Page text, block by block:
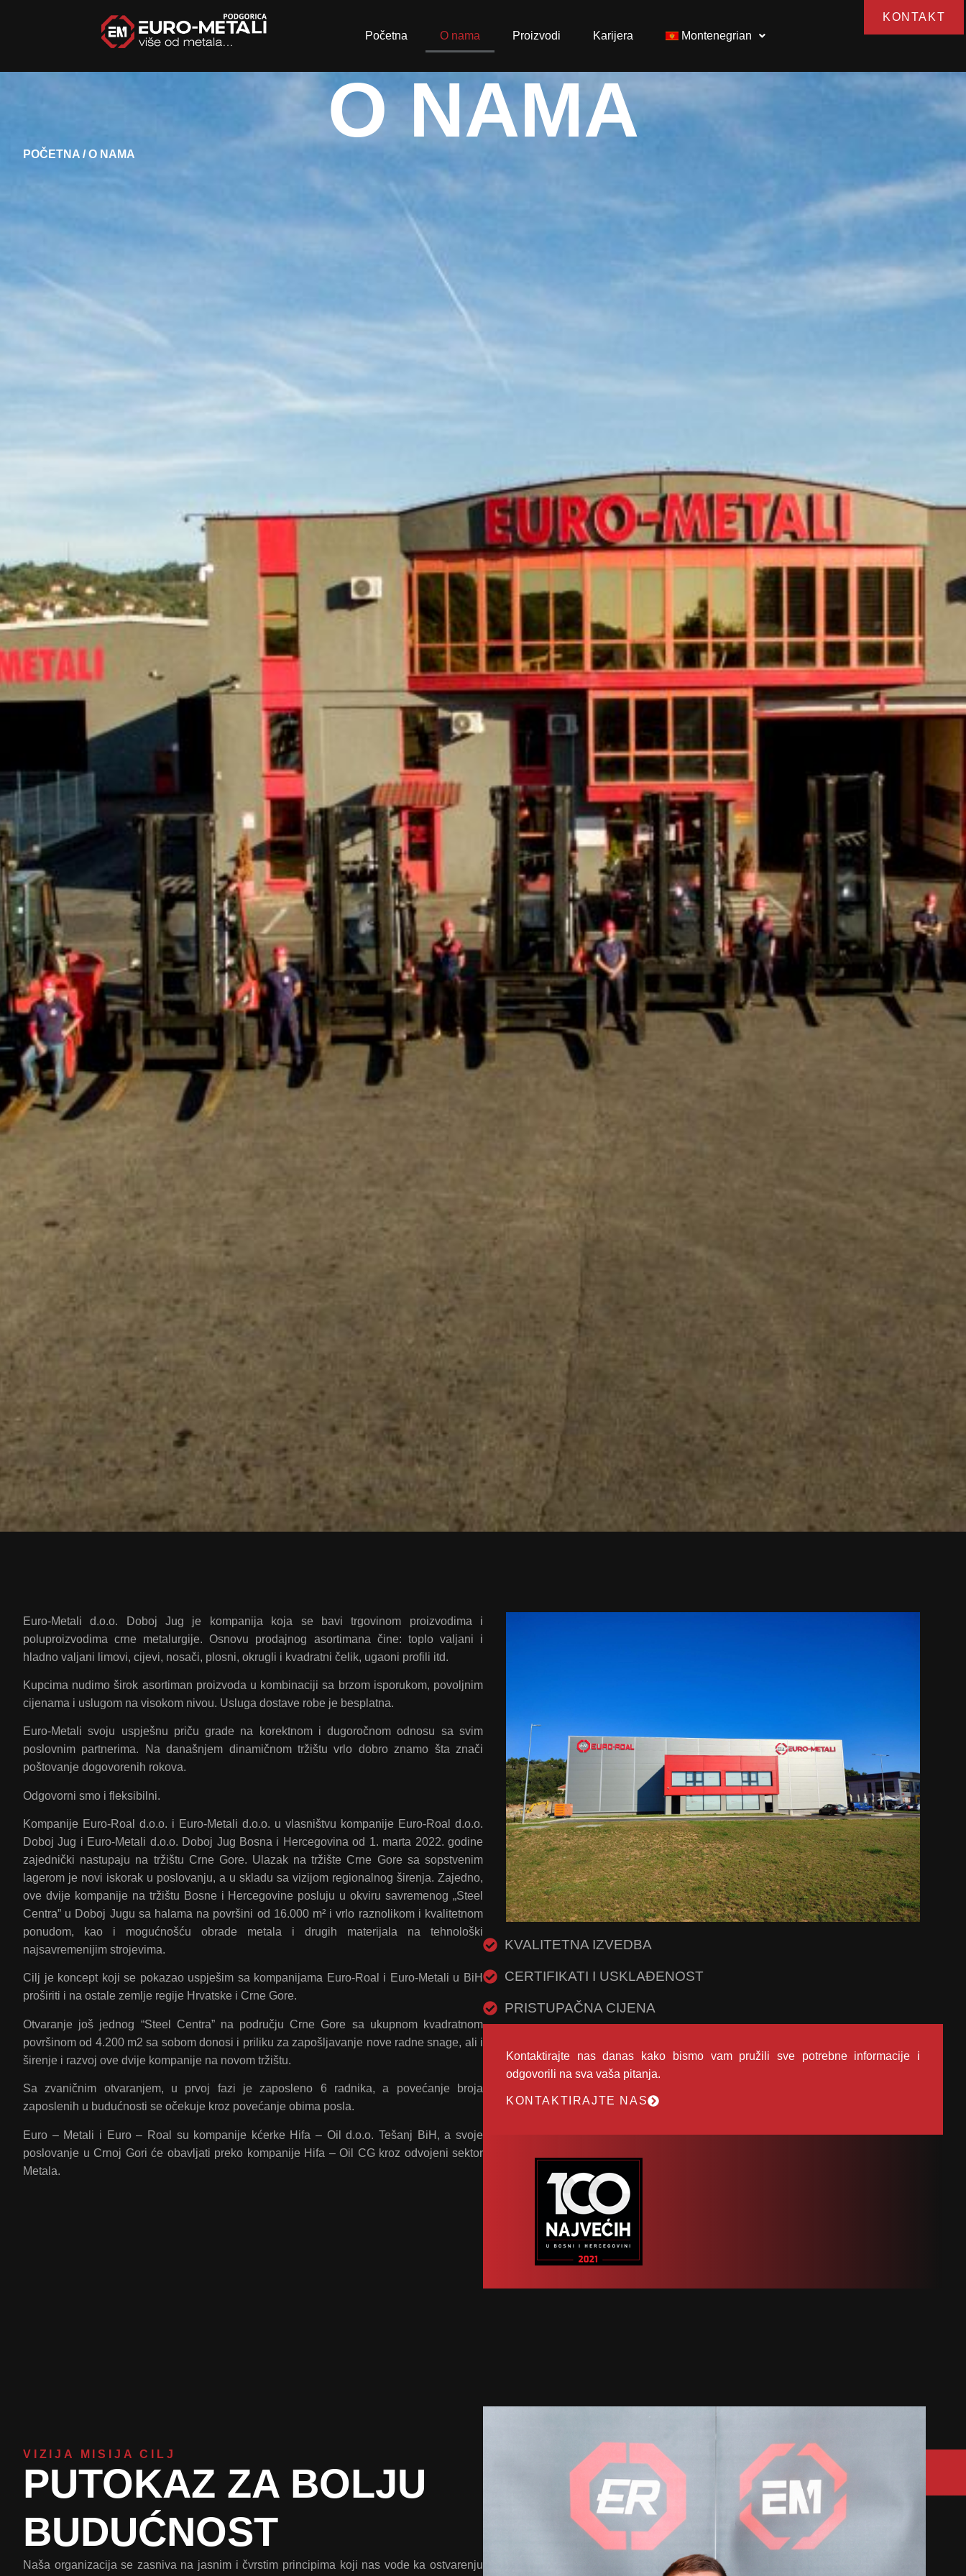
Početna O nama Proizvodi Karijera Montenegrian
KONTAKT
O NAMA
POČETNA / O NAMA
Euro-Metali d.o.o. Doboj Jug je kompanija koja se bavi trgovinom proizvodima i
poluproizvodima crne metalurgije. Osnovu prodajnog asortimana čine: toplo valjani i
hladno valjani limovi, cijevi, nosači, plosni, okrugli i kvadratni čelik, ugaoni profili itd.
Kupcima nudimo širok asortiman proizvoda u kombinaciji sa brzom isporukom, povoljnim
cijenama i uslugom na visokom nivou. Usluga dostave robe je besplatna.
Euro-Metali svoju uspješnu priču grade na korektnom i dugoročnom odnosu sa svim
poslovnim partnerima. Na današnjem dinamičnom tržištu vrlo dobro znamo šta znači
poštovanje dogovorenih rokova.
Odgovorni smo i fleksibilni.
Kompanije Euro-Roal d.o.o. i Euro-Metali d.o.o. u vlasništvu kompanije Euro-Roal d.o.o.
Doboj Jug i Euro-Metali d.o.o. Doboj Jug Bosna i Hercegovina od 1. marta 2022. godine
zajednički nastupaju na tržištu Crne Gore. Ulazak na tržište Crne Gore sa sopstvenim
lagerom je novi iskorak u poslovanju, a u skladu sa vizijom regionalnog širenja. Zajedno,
ove dvije kompanije na tržištu Bosne i Hercegovine posluju u okviru savremenog „Steel
Centra” u Doboj Jugu sa halama na površini od 16.000 m² i vrlo raznolikom i kvalitetnom
ponudom, kao i mogućnošću obrade metala i drugih materijala na tehnološki
najsavremenijim strojevima.
Cilj je koncept koji se pokazao uspješim sa kompanijama Euro-Roal i Euro-Metali u BiH
proširiti i na ostale zemlje regije Hrvatske i Crne Gore.
Otvaranje još jednog “Steel Centra” na području Crne Gore sa ukupnom kvadratnom
površinom od 4.200 m2 sa sobom donosi i priliku za zapošljavanje nove radne snage, ali i
širenje i razvoj ove dvije kompanije na novom tržištu.
Sa zvaničnim otvaranjem, u prvoj fazi je zaposleno 6 radnika, a povećanje broja
zaposlenih u budućnosti se očekuje kroz povećanje obima posla.
Euro – Metali i Euro – Roal su kompanije kćerke Hifa – Oil d.o.o. Tešanj BiH, a svoje
poslovanje u Crnoj Gori će obavljati preko kompanije Hifa – Oil CG kroz odvojeni sektor
Metala.
KVALITETNA IZVEDBA
CERTIFIKATI I USKLAĐENOST
PRISTUPAČNA CIJENA
Kontaktirajte nas danas kako bismo vam pružili sve potrebne informacije i
odgovorili na sva vaša pitanja.
KONTAKTIRAJTE NAS
VIZIJA MISIJA CILJ
PUTOKAZ ZA BOLJU
BUDUĆNOST
Naša organizacija se zasniva na jasnim i čvrstim principima koji nas vode ka ostvarenju